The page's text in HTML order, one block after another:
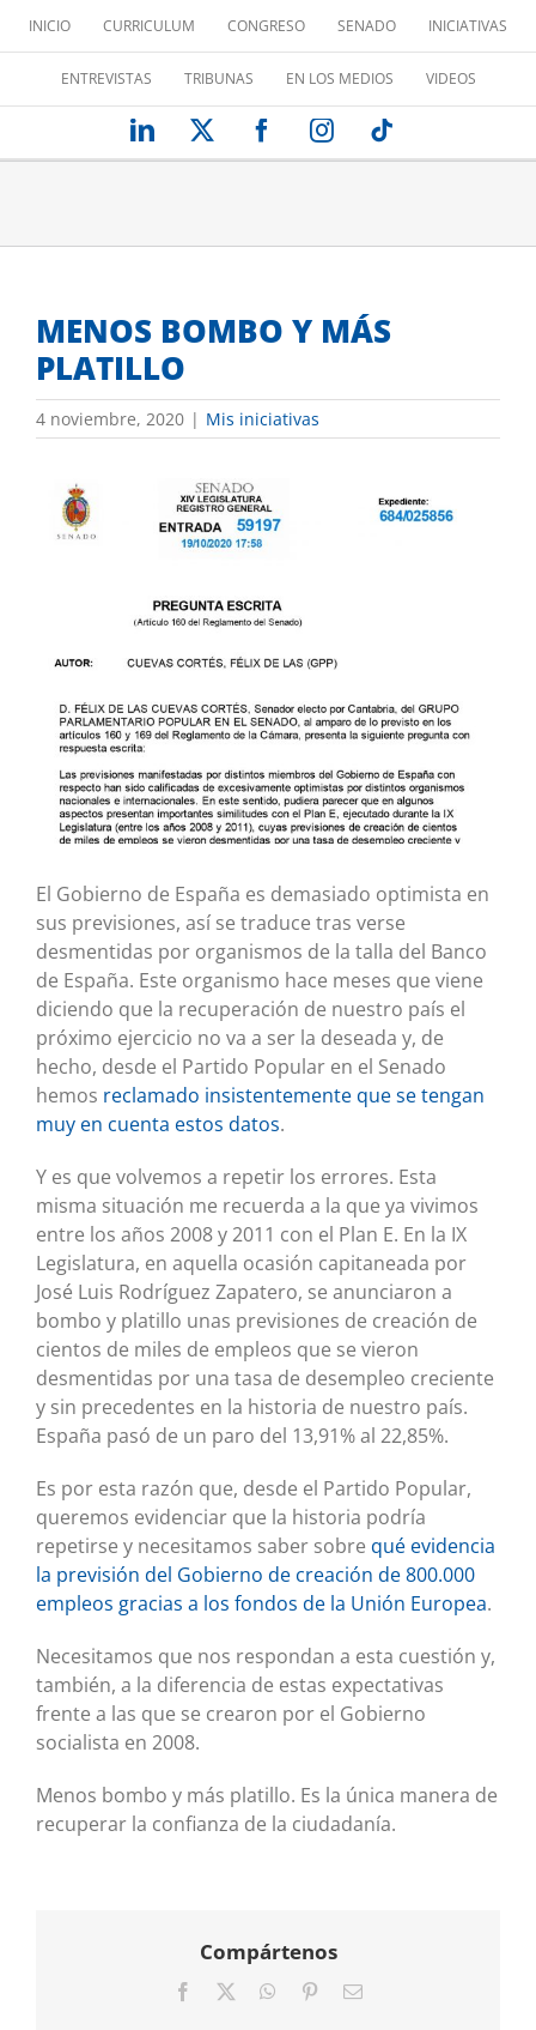
contenido
INICIO CURRICULUM CONGRESO SENADO INICIATIVAS
ENTREVISTAS TRIBUNAS EN LOS MEDIOS VIDEOS
LinkedIn FacebookInstagram
MENOS BOMBO Y MÁS
PLATILLO
4 noviembre, 2020 | Mis iniciativas
imagen
más
El Gobierno de España es demasiado optimista en
sus previsiones, así se traduce tras verse
desmentidas por organismos de la talla del Banco
de España. Este organismo hace meses que viene
diciendo que la recuperación de nuestro país el
próximo ejercicio no va a ser la deseada y, de
hecho, desde el Partido Popular en el Senado
hemos reclamado insistentemente que se tengan
muy en cuenta estos datos.
Y es que volvemos a repetir los errores. Esta
misma situación me recuerda a la que ya vivimos
entre los años 2008 y 2011 con el Plan E. En la IX
Legislatura, en aquella ocasión capitaneada por
José Luis Rodríguez Zapatero, se anunciaron a
bombo y platillo unas previsiones de creación de
cientos de miles de empleos que se vieron
desmentidas por una tasa de desempleo creciente
y sin precedentes en la historia de nuestro país.
España pasó de un paro del 13,91% al 22,85%.
Es por esta razón que, desde el Partido Popular,
queremos evidenciar que la historia podría
repetirse y necesitamos saber sobre qué evidencia
la previsión del Gobierno de creación de 800.000
empleos gracias a los fondos de la Unión Europea.
Necesitamos que nos respondan a esta cuestión y,
también, a la diferencia de estas expectativas
frente a las que se crearon por el Gobierno
socialista en 2008.
Menos bombo y más platillo. Es la única manera de
recuperar la confianza de la ciudadanía.
Compártenos
Facebook WhatsApp
PinterestCorreo